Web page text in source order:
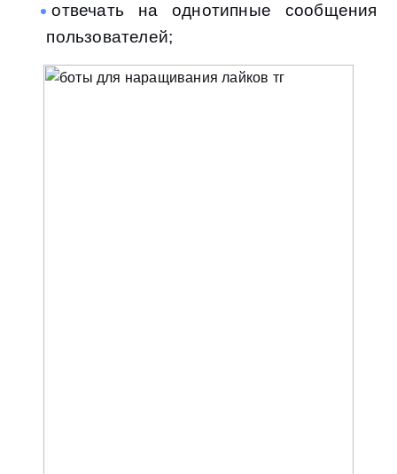
отвечать на однотипные сообщения
пользователей;